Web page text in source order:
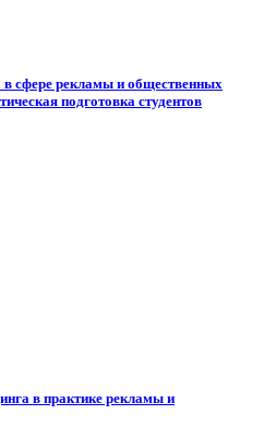
в сфере рекламы и общественных
подготовка студентов
в практике рекламы и